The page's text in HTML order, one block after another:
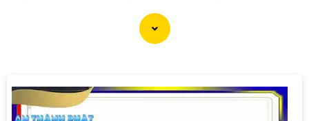
ninh và an toàn.- Sản phẩm được thiết kế để cung cấp giải
pháp quan sát an toàn, đáng tin cậy cho nhu cầu của mọi
người, từ gia đình đến doanh nghiệp.
lượng cao.- Hình ảnh sắc nét, màu sắc tự nhiên giúp ghi nhận
và phân tích thông tin một cách chính xác.